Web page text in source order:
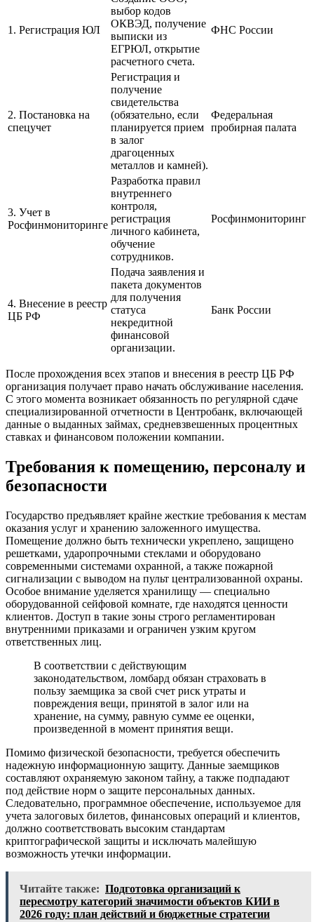
1. Регистрация ЮЛ
выбор кодов
ОКВЭД, получение
выписки из
ЕГРЮЛ, открытие
расчетного счета.
ФНС России
2. Постановка на
спецучет
Регистрация и
получение
свидетельства
(обязательно, если
планируется прием
в залог
драгоценных
металлов и камней).
Федеральная
пробирная палата
3. Учет в
Росфинмониторинге
Разработка правил
внутреннего
контроля,
регистрация
личного кабинета,
обучение
сотрудников.
Росфинмониторинг
4. Внесение в реестр
ЦБ РФ
Подача заявления и
пакета документов
для получения
статуса
некредитной
финансовой
организации.
Банк России
После прохождения всех этапов и внесения в реестр ЦБ РФ
организация получает право начать обслуживание населения.
С этого момента возникает обязанность по регулярной сдаче
специализированной отчетности в Центробанк, включающей
данные о выданных займах, средневзвешенных процентных
ставках и финансовом положении компании.
Требования к помещению, персоналу и
безопасности
Государство предъявляет крайне жесткие требования к местам
оказания услуг и хранению заложенного имущества.
Помещение должно быть технически укреплено, защищено
решетками, ударопрочными стеклами и оборудовано
современными системами охранной, а также пожарной
сигнализации с выводом на пульт централизованной охраны.
Особое внимание уделяется хранилищу — специально
оборудованной сейфовой комнате, где находятся ценности
клиентов. Доступ в такие зоны строго регламентирован
внутренними приказами и ограничен узким кругом
ответственных лиц.
В соответствии с действующим
законодательством, ломбард обязан страховать в
пользу заемщика за свой счет риск утраты и
повреждения вещи, принятой в залог или на
хранение, на сумму, равную сумме ее оценки,
произведенной в момент принятия вещи.
Помимо физической безопасности, требуется обеспечить
надежную информационную защиту. Данные заемщиков
составляют охраняемую законом тайну, а также подпадают
под действие норм о защите персональных данных.
Следовательно, программное обеспечение, используемое для
учета залоговых билетов, финансовых операций и клиентов,
должно соответствовать высоким стандартам
криптографической защиты и исключать малейшую
возможность утечки информации.
Читайте также: Подготовка организаций к
пересмотру категорий значимости объектов КИИ в
2026 году: план действий и бюджетные стратегии